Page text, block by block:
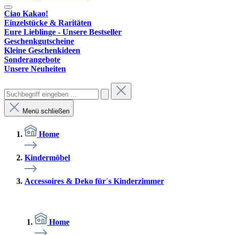
Ciao Kakao!
Einzelstücke & Raritäten
Eure Lieblinge - Unsere Bestseller
Geschenkgutscheine
Kleine Geschenkideen
Sonderangebote
Unsere Neuheiten
Menü schließen
Home
Kindermöbel
Accessoires & Deko für´s Kinderzimmer
Home